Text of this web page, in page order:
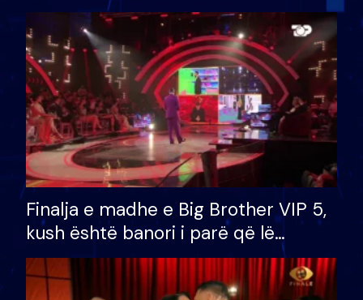
Finalja e madhe e Big Brother VIP 5,
kush është banori i parë që lë
shtëpinë dhe humb mundësinë për
të fituar çmimin e madh